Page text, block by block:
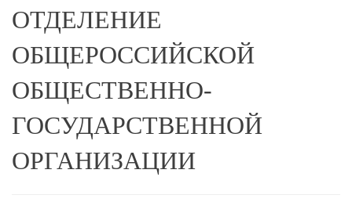
ОТДЕЛЕНИЕ
ОБЩЕРОССИЙСКОЙ
ОБЩЕСТВЕННО-
ГОСУДАРСТВЕННОЙ
ОРГАНИЗАЦИИ